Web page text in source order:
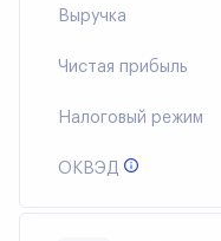
Выручка
Чистая прибыль
Налоговый режим
ОКВЭД